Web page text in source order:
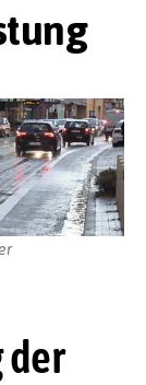
der